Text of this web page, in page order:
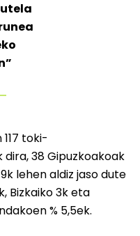
toki-
38 Gipuzkoakoak
lehen aldiz jaso dute
Bizkaiko 3k eta
% 5,5ek.